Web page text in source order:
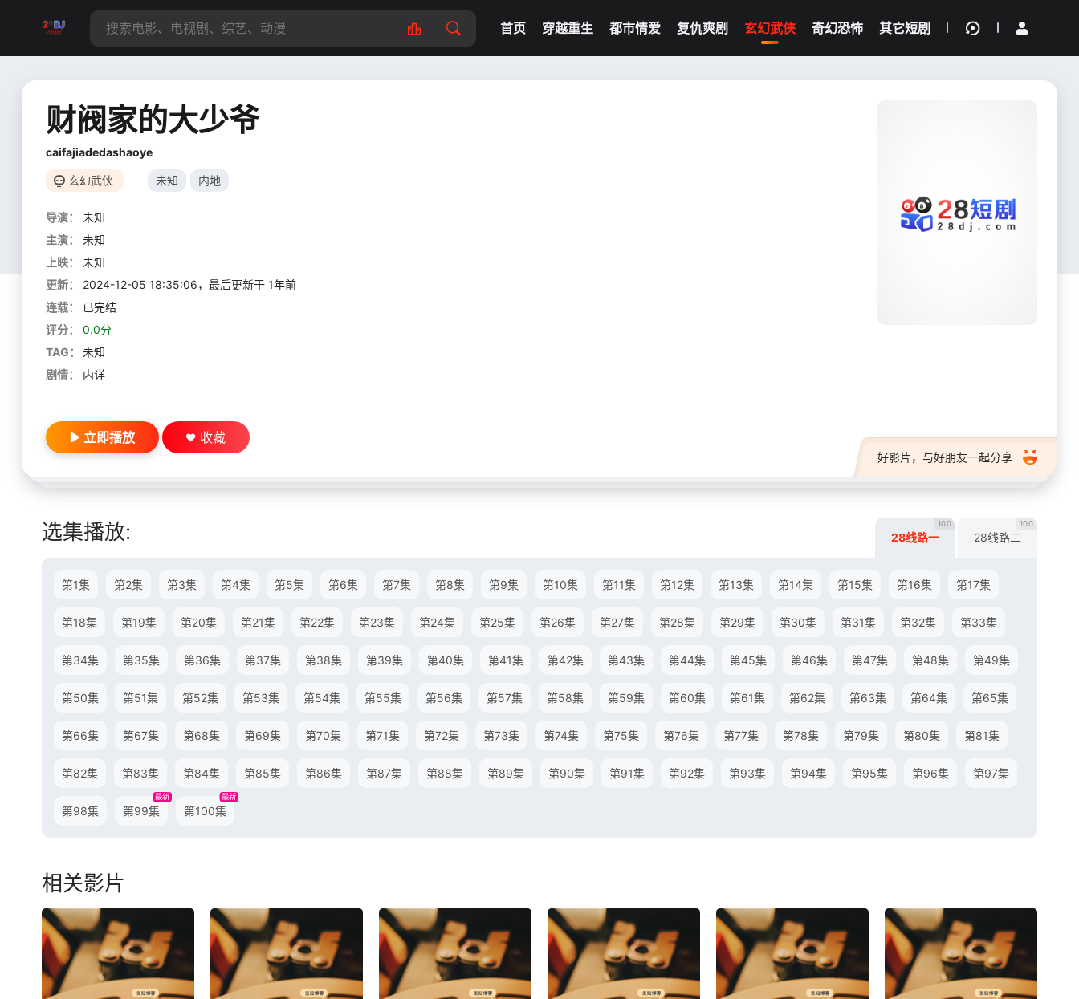
首页 穿越重生 都市情爱 复仇爽剧 玄幻武侠 奇幻恐怖 其它短剧
我的观影记录
财阀家的大少爷
caifajiadedashaoye
玄幻武侠 未知 内地
导演：
未知
主演：
未知
上映：
未知
更新：
2024-12-05 18:35:06，最后更新于 1年前
连载：
已完结
评分：
0.0分
TAG：
未知
剧情：
内详
好影片，与好朋友一起分享
立即播放 收藏
选集播放: 28线路一
100
28线路二
100
第1集 第2集 第3集 第4集 第5集 第6集 第7集 第8集 第9集 第10集 第11集 第12集 第13集 第14集 第15集 第16集 第17集
第18集 第19集 第20集 第21集 第22集 第23集 第24集 第25集 第26集 第27集 第28集 第29集 第30集 第31集 第32集 第33集
第34集 第35集 第36集 第37集 第38集 第39集 第40集 第41集 第42集 第43集 第44集 第45集 第46集 第47集 第48集 第49集
第50集 第51集 第52集 第53集 第54集 第55集 第56集 第57集 第58集 第59集 第60集 第61集 第62集 第63集 第64集 第65集
第66集 第67集 第68集 第69集 第70集 第71集 第72集 第73集 第74集 第75集 第76集 第77集 第78集 第79集 第80集 第81集
第82集 第83集 第84集 第85集 第86集 第87集 第88集 第89集 第90集 第91集 第92集 第93集 第94集 第95集 第96集 第97集
第98集 第99集
最新
第100集
最新
相关影片